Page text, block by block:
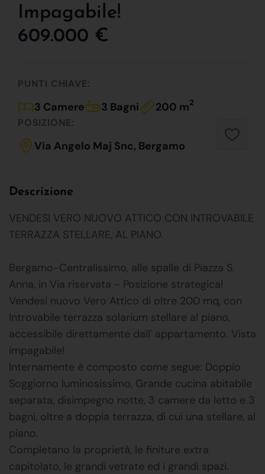
Impagabile!
609.000 €
PUNTI CHIAVE:
3 Camere 3 Bagni 200 m2
POSIZIONE:
Via Angelo Maj Snc, Bergamo
Descrizione
VENDESI VERO NUOVO ATTICO CON INTROVABILE
TERRAZZA STELLARE, AL PIANO.
Bergamo-Centralissimo, alle spalle di Piazza S.
Anna, in Via riservata - Posizione strategica!
Vendesi nuovo Vero Attico di oltre 200 mq, con
Introvabile terrazza solarium stellare al piano,
accessibile direttamente dall' appartamento. Vista
impagabile!
Internamente è composto come segue: Doppio
Soggiorno luminosissimo, Grande cucina abitabile
separata, disimpegno notte, 3 camere da letto e 3
bagni, oltre a doppia terrazza, di cui una stellare, al
piano.
Completano la proprietà, le finiture extra
capitolato, le grandi vetrate ed i grandi spazi.